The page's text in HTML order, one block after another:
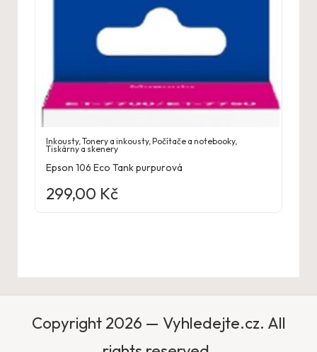
Inkousty,Tonery a inkousty,Počítače a notebooky,
Tiskárny a skenery
Epson 106 Eco Tank purpurová
299,00 Kč
Copyright 2026 — Vyhledejte.cz. All